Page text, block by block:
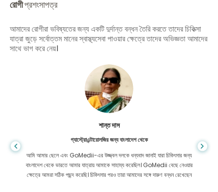
রোগীপ্রশংসাপত্র
আমাদের রোগীরা ভবিষ্যতের জন্য একটি দুর্দান্ত বন্ধন তৈরি করতে তাদের চিকিত্সা
যাত্রা জুড়ে সর্বোত্তম মানের স্বাস্থ্যসেবা পাওয়ার ক্ষেত্রে তাদের অভিজ্ঞতা আমাদের
সাথে ভাগ করে নেয়।
শান্ত দাস
গ্যাস্ট্রোএন্টারোলজির জন্য বাংলাদেশ থেকে
আমি আমার ছেলে এবং GoMedii-এর উজ্জ্বল দলকে ধন্যবাদ জানাই যারা চিকিৎসার জন্য
বাংলাদেশ থেকে ভারতে আমার যাত্রায় আমাকে সাহায্য করেছিল। GoMedii বেছে নেওয়ার
ক্ষেত্রে আমরা সঠিক পছন্দ করেছি। চিকিৎসার পরও তারা আমাদের সঙ্গে দারুণ বন্ধন রেখেছেন